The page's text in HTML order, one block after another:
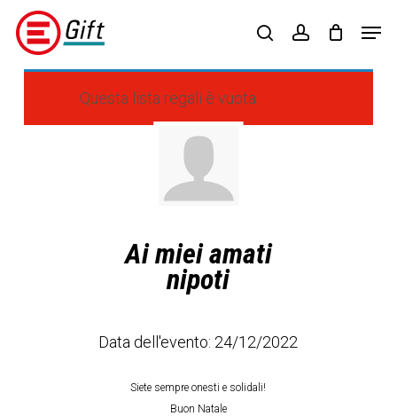
Skip
main
content
searchaccount
Questa lista regali è vuota.
Ai miei amati
nipoti
Data dell'evento: 24/12/2022
Siete sempre onesti e solidali!
Buon Natale